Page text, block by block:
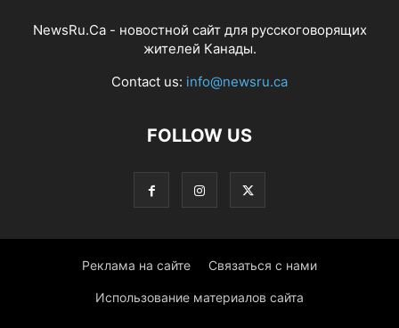
NewsRu.Ca - новостной сайт для русскоговорящих
жителей Канады.
Contact us: info@newsru.ca
FOLLOW US
Реклама на сайте Связаться с нами
Использование материалов сайта